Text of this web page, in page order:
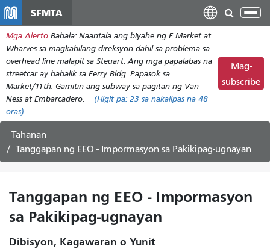
pangunahing
nilalaman
SFMTA
I-
Mga Alerto Babala: Naantala ang biyahe ng F Market at
Wharves sa magkabilang direksyon dahil sa problema sa
overhead line malapit sa Steuart. Ang mga papalabas na
streetcar ay babalik sa Ferry Bldg. Papasok sa
Market/11th. Gamitin ang subway sa pagitan ng Van
Ness at Embarcadero.
(Higit pa: 23 sa nakalipas na 48
oras)
Mag-
subscribe
Tahanan
Tanggapan ng EEO - Impormasyon sa Pakikipag-ugnayan
Tanggapan ng EEO - Impormasyon
sa Pakikipag-ugnayan
Dibisyon, Kagawaran o Yunit